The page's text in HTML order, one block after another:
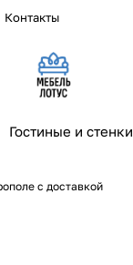
Контакты
Гостиные и стенки
с доставкой